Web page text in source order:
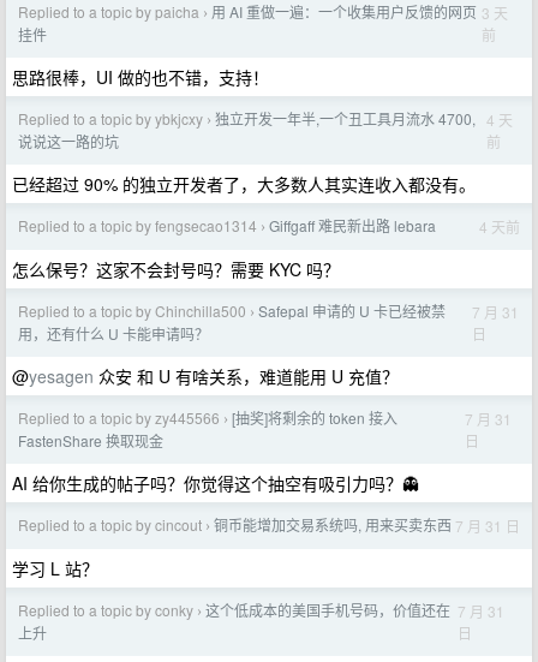
Replied to a topic by paicha › 用 AI 重做一遍：一个收集用户反馈的网页
挂件
3 天
前
思路很棒，UI 做的也不错，支持！
Replied to a topic by ybkjcxy › 独立开发一年半,一个丑工具月流水 4700,
说说这一路的坑
4 天
前
已经超过 90% 的独立开发者了，大多数人其实连收入都没有。
Replied to a topic by fengsecao1314 › Giffgaff 难民新出路 lebara 4 天前
怎么保号？这家不会封号吗？需要 KYC 吗？
Replied to a topic by Chinchilla500 › Safepal 申请的 U 卡已经被禁
用，还有什么 U 卡能申请吗？
7 月 31
日
@yesagen 众安 和 U 有啥关系，难道能用 U 充值？
Replied to a topic by zy445566 › [抽奖]将剩余的 token 接入
FastenShare 换取现金
7 月 31
日
AI 给你生成的帖子吗？你觉得这个抽空有吸引力吗？👻
Replied to a topic by cincout › 铜币能增加交易系统吗, 用来买卖东西 7 月 31 日
学习 L 站？
Replied to a topic by conky › 这个低成本的美国手机号码，价值还在
上升
7 月 31
日